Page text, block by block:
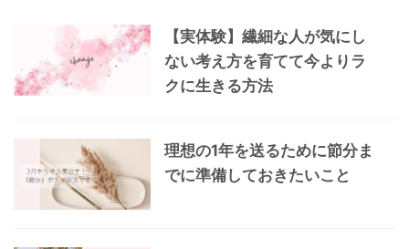
【実体験】繊細な人が気にし
ない考え方を育てて今よりラ
クに生きる方法
理想の1年を送るために節分ま
でに準備しておきたいこと